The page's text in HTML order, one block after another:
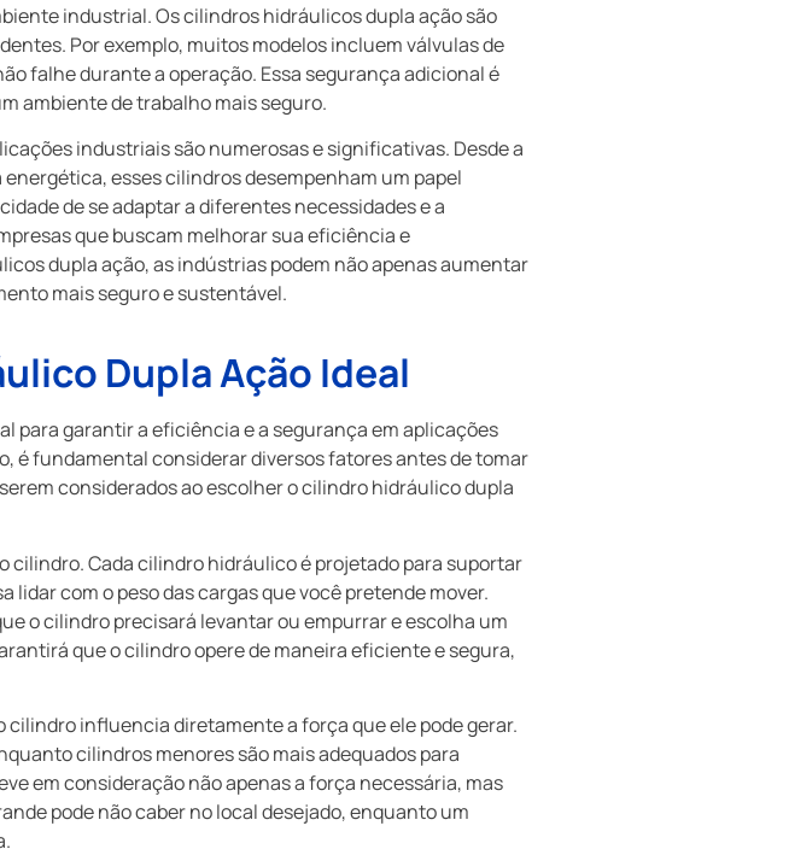
industrial. Os cilindros hidráulicos dupla ação são
Por exemplo, muitos modelos incluem válvulas de
falhe durante a operação. Essa segurança adicional é
ambiente de trabalho mais seguro.
industriais são numerosas e significativas. Desde a
esses cilindros desempenham um papel
de se adaptar a diferentes necessidades e a
que buscam melhorar sua eficiência e
dupla ação, as indústrias podem não apenas aumentar
mais seguro e sustentável.
Dupla Ação Ideal
para garantir a eficiência e a segurança em aplicações
é fundamental considerar diversos fatores antes de tomar
considerados ao escolher o cilindro hidráulico dupla
cilindro. Cada cilindro hidráulico é projetado para suportar
com o peso das cargas que você pretende mover.
o cilindro precisará levantar ou empurrar e escolha um
que o cilindro opere de maneira eficiente e segura,
cilindro influencia diretamente a força que ele pode gerar.
cilindros menores são mais adequados para
em consideração não apenas a força necessária, mas
pode não caber no local desejado, enquanto um